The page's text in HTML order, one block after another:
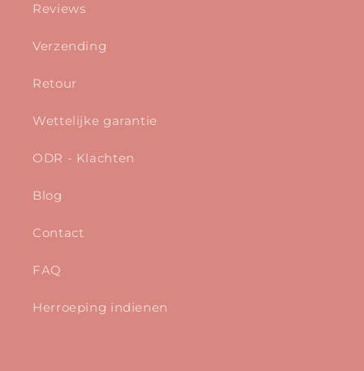
Reviews
Verzending
Retour
Wettelijke garantie
ODR - Klachten
Blog
Contact
FAQ
Herroeping indienen